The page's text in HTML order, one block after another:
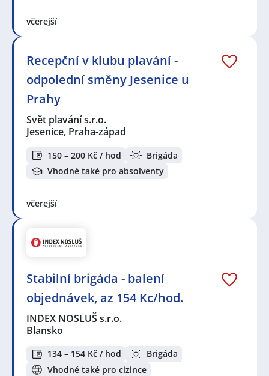
včerejší
Recepční v klubu plavání -
odpolední směny Jesenice u
Prahy
Svět plavání s.r.o.
Jesenice, Praha-západ
150 – 200 Kč / hod
Brigáda
Vhodné také pro absolventy
včerejší
Stabilní brigáda - balení
objednávek, az 154 Kc/hod.
INDEX NOSLUŠ s.r.o.
Blansko
134 – 154 Kč / hod
Brigáda
Vhodné také pro cizince